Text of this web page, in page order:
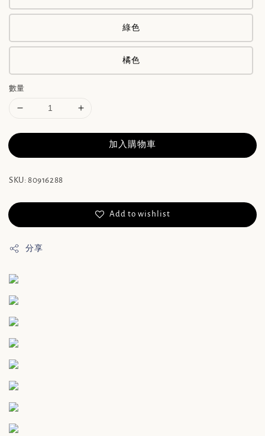
綠色
橘色
數量
加入購物車
SKU: 80916288
Add to wishlist
分享